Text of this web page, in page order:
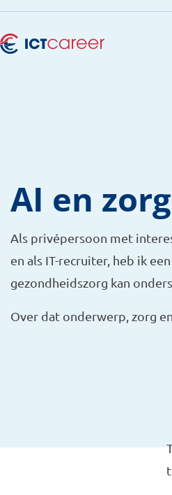
AI en zorg
Als privépersoon met
en als IT-recruiter, heb ik
gezondheidszorg kan
Over dat onderwerp, zorg